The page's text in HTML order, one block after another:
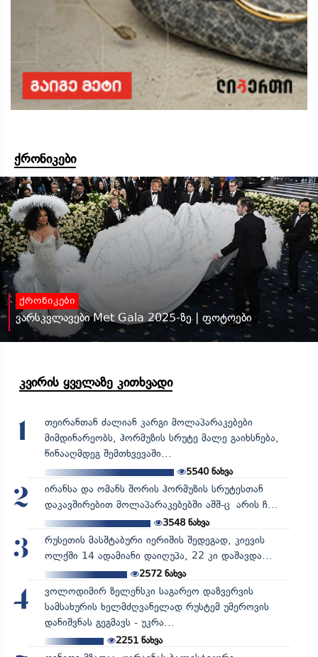
ქრონიკები
ქრონიკები
ვარსკვლავები Met Gala 2025-ზე | ფოტოები
კვირის ყველაზე კითხვადი
1
თეირანთან ძალიან კარგი მოლაპარაკებები
მიმდინარეობს, ჰორმუზის სრუტე მალე გაიხსნება,
წინააღმდეგ შემთხვევაში...
5540ნახვა
2
ირანსა და ომანს შორის ჰორმუზის სრუტესთან
დაკავშირებით მოლაპარაკებებში აშშ-ც არის ჩ...
3548ნახვა
3
რუსეთის მასშტაბური იერიშის შედეგად, კიევის
ოლქში 14 ადამიანი დაიღუპა, 22 კი დაშავდა...
2572ნახვა
4
ვოლოდიმირ ზელენსკი საგარეო დაზვერვის
სამსახურის ხელმძღვანელად რუსტემ უმეროვის
დანიშვნას გეგმავს - უკრა...
2251ნახვა